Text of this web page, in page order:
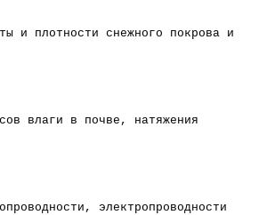
и плотности снежного покрова и
влаги в почве, натяжения
электропроводности